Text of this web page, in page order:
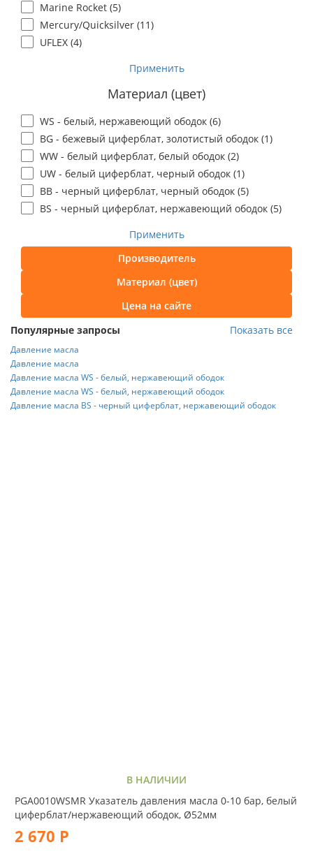
Marine Rocket (5)
Mercury/Quicksilver (11)
UFLEX (4)
Применить
Материал (цвет)
WS - белый, нержавеющий ободок (6)
BG - бежевый циферблат, золотистый ободок (1)
WW - белый циферблат, белый ободок (2)
UW - белый циферблат, черный ободок (1)
BB - черный циферблат, черный ободок (5)
BS - черный циферблат, нержавеющий ободок (5)
Применить
Производитель
Материал (цвет)
Цена на сайте
Популярные запросы
Давление масла
Давление масла
Давление масла WS - белый, нержавеющий ободок
Давление масла WS - белый, нержавеющий ободок
Давление масла BS - черный циферблат, нержавеющий ободок
Показать все
В НАЛИЧИИ
PGA0010WSMR Указатель давления масла 0-10 бар, белый
циферблат/нержавеющий ободок, Ø52мм
2 670 Р